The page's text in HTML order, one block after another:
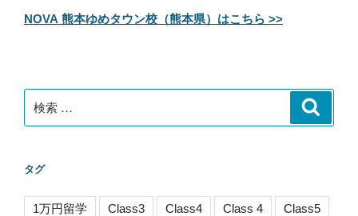
NOVA 熊本ゆめタウン校（熊本県）はこちら >>
索:
タグ
1万円留学 Class3 Class4 Class 4 Class5